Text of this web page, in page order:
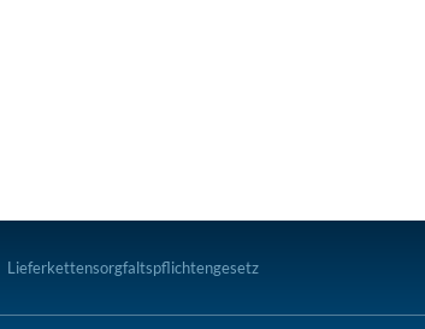
Lieferkettensorgfaltspflichtengesetz